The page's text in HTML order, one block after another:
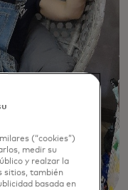
(“cookies”)
medir su
y realzar la
sitios, también
basada en